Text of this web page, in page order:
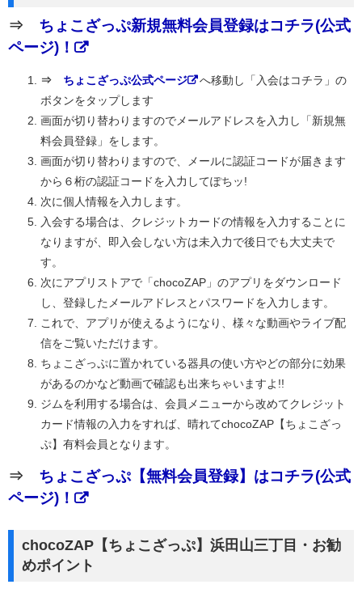
⇒ ちょこざっぷ新規無料会員登録はコチラ(公式
ページ)！
⇒ ちょこざっぷ公式ページ
へ移動し「入会はコチラ」の
ボタンをタップします
画面が切り替わりますのでメールアドレスを入力し「新規無
料会員登録」をします。
画面が切り替わりますので、メールに認証コードが届きます
から６桁の認証コードを入力してぽちッ!
次に個人情報を入力します。
入会する場合は、クレジットカードの情報を入力することに
なりますが、即入会しない方は未入力で後日でも大丈夫で
す。
次にアプリストアで「chocoZAP」のアプリをダウンロード
し、登録したメールアドレスとパスワードを入力します。
これで、アプリが使えるようになり、様々な動画やライブ配
信をご覧いただけます。
ちょこざっぷに置かれている器具の使い方やどの部分に効果
があるのかなど動画で確認も出来ちゃいますよ!!
ジムを利用する場合は、会員メニューから改めてクレジット
カード情報の入力をすれば、晴れてchocoZAP【ちょこざっ
ぷ】有料会員となります。
⇒ ちょこざっぷ【無料会員登録】はコチラ(公式
ページ)！
chocoZAP【ちょこざっぷ】浜田山三丁目・お勧
めポイント